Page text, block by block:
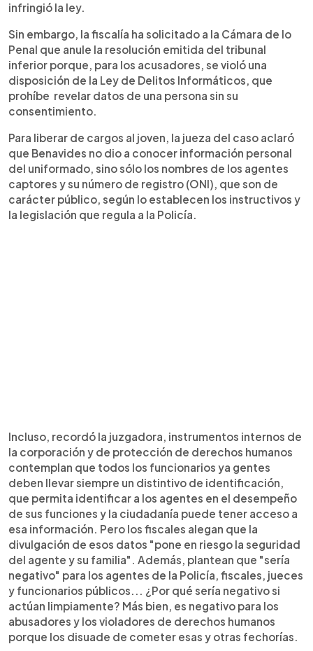
infringió la ley.
Sin embargo, la fiscalía ha solicitado a la Cámara de lo
Penal que anule la resolución emitida del tribunal
inferior porque, para los acusadores, se violó una
disposición de la Ley de Delitos Informáticos, que
prohíbe revelar datos de una persona sin su
consentimiento.
Para liberar de cargos al joven, la jueza del caso aclaró
que Benavides no dio a conocer información personal
del uniformado, sino sólo los nombres de los agentes
captores y su número de registro (ONI), que son de
carácter público, según lo establecen los instructivos y
la legislación que regula a la Policía.
Incluso, recordó la juzgadora, instrumentos internos de
la corporación y de protección de derechos humanos
contemplan que todos los funcionarios ya gentes
deben llevar siempre un distintivo de identificación,
que permita identificar a los agentes en el desempeño
de sus funciones y la ciudadanía puede tener acceso a
esa información. Pero los fiscales alegan que la
divulgación de esos datos "pone en riesgo la seguridad
del agente y su familia". Además, plantean que "sería
negativo" para los agentes de la Policía, fiscales, jueces
y funcionarios públicos... ¿Por qué sería negativo si
actúan limpiamente? Más bien, es negativo para los
abusadores y los violadores de derechos humanos
porque los disuade de cometer esas y otras fechorías.